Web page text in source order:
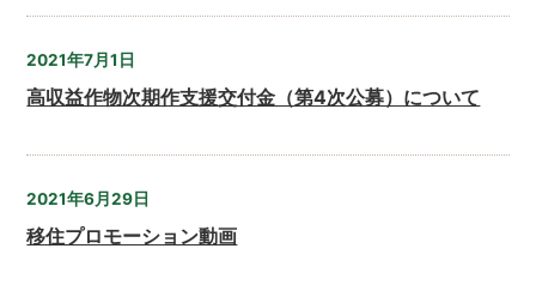
2021年7月1日
高収益作物次期作支援交付金（第4次公募）について
2021年6月29日
移住プロモーション動画